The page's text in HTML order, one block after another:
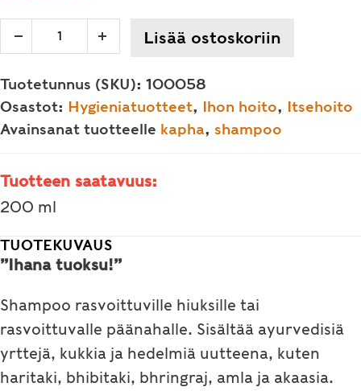
Decrease
Kapha-
yrttishampoo
200
ml
määrä
IncreaseLisää ostoskoriin
Tuotetunnus (SKU): 100058
Osastot: Hygieniatuotteet, Ihon hoito, Itsehoito
Avainsanat tuotteelle kapha, shampoo
Tuotteen saatavuus:
200 ml
TUOTEKUVAUS
”Ihana tuoksu!”
Shampoo rasvoittuville hiuksille tai
rasvoittuvalle päänahalle. Sisältää ayurvedisiä
yrttejä, kukkia ja hedelmiä uutteena, kuten
haritaki, bhibitaki, bhringraj, amla ja akaasia.